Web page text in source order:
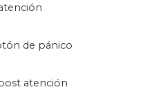
de pánico
atención